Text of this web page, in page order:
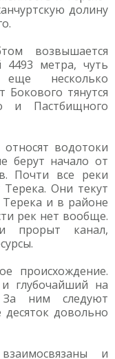
долину
возвышается
4493 метра, чуть
несколько
Бокового тянутся
и Пастбищного
водотоки
берут начало от
Почти все реки
Терека. Они текут
Терека и в районе
рек нет вообще.
прорыт канал,
происхождение.
глубочайший на
За ним следуют
довольно
и